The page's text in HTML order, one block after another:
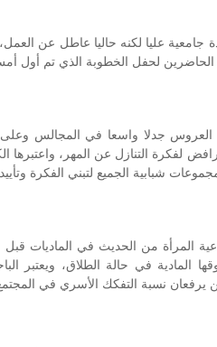
عليا لكنه حاليا عاطل عن
الحاضرين لحفل الخطوبة الذي تم
العروس جدلا واسعا في المجالس
لفكرة التنازل عن المهر، واعتبرها
شبابية الجميع لتبني الفكرة
المرأة من الحديث في الماديات
المادية في حالة الطلاق، ويعتبر
يرفعان نسبة التفكك الأسري في